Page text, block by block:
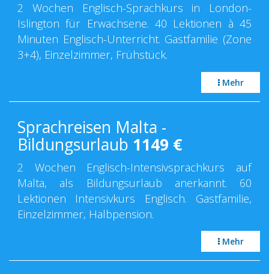
2 Wochen Englisch-Sprachkurs in London-
Islington für Erwachsene. 40 Lektionen à 45
Minuten Englisch-Unterricht. Gastfamilie (Zone
3+4), Einzelzimmer, Frühstück.
Mehr
Sprachreisen Malta -
Bildungsurlaub 1149 €
2 Wochen Englisch-Intensivsprachkurs auf
Malta, als Bildungsurlaub anerkannt. 60
Lektionen Intensivkurs Englisch. Gastfamilie,
Einzelzimmer, Halbpension.
Mehr